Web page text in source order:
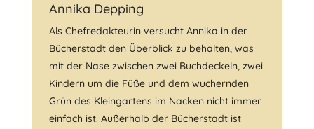
Annika Depping
Als Chefredakteurin versucht Annika in der
Bücherstadt den Überblick zu behalten, was
mit der Nase zwischen zwei Buchdeckeln, zwei
Kindern um die Füße und dem wuchernden
Grün des Kleingartens im Nacken nicht immer
einfach ist. Außerhalb der Bücherstadt ist